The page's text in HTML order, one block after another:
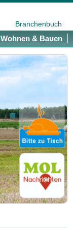
Branchenbuch
Wohnen & Bauen